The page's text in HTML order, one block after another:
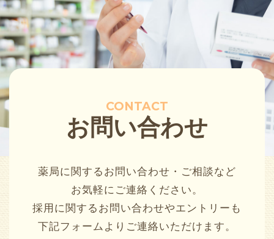
CONTACT
お問い合わせ
薬局に関するお問い合わせ・ご相談など
お気軽にご連絡ください。
採用に関するお問い合わせやエントリーも
下記フォームよりご連絡いただけます。